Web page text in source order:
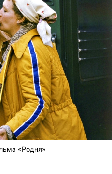
«Родня»